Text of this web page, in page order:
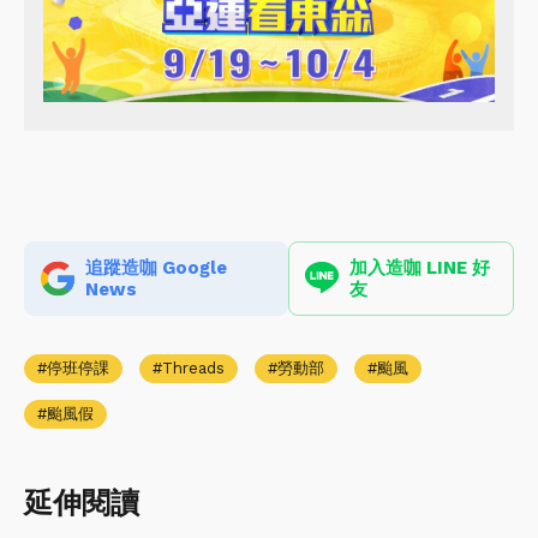
追蹤造咖 Google
News
加入造咖 LINE 好
友
停班停課 Threads 勞動部 颱風
颱風假
延伸閱讀